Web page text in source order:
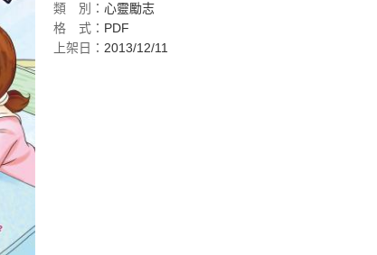
類
別： 心靈勵志
格
式： PDF
上架日： 2013/12/11